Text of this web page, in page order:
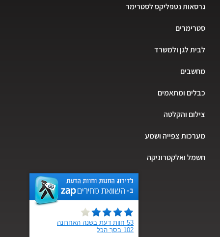
גרסאות נטפליקס לסטרימר
סטרימרים
לבית לגן ולמשרד
מחשבים
כבלים ומתאמים
צילום והקלטה
מערכות צפייה ושמע
חשמל ואלקטרוניקה